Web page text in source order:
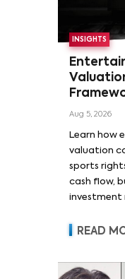
INSIGHTS
Film,
Aug 5, 2026
Learn how
valuation
sports
cash flow,
investment
READ